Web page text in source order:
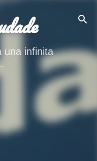
una infinita